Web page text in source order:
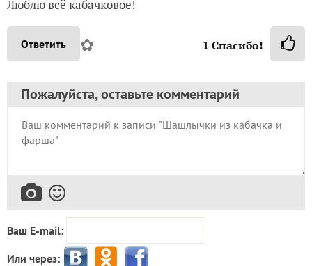
Люблю всё кабачковое!
Ответить ✿ 1 Спасибо!
Пожалуйста, оставьте комментарий
Ваш E-mail:
Или через: